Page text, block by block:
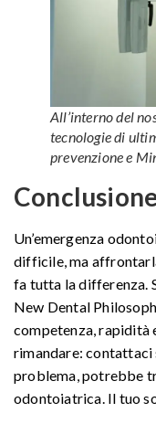
All’interno del
tecnologie di
prevenzione e
Un’emergenza
difficile, ma
fa tutta la differenza.
New Dental
competenza, rapidità
rimandare: contattaci
problema, potrebbe
odontoiatrica. Il tuo